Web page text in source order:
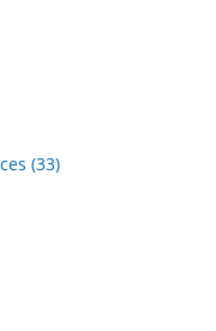
(33)